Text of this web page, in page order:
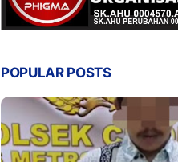
POPULAR POSTS